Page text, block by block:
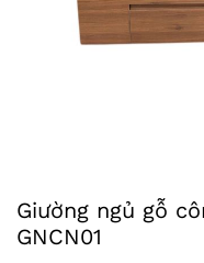
Giường ngủ gỗ
GNCN01